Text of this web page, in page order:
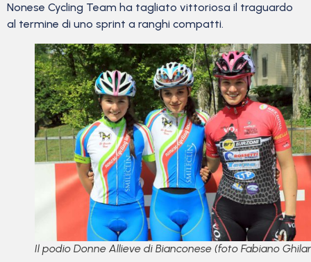
Nonese Cycling Team ha tagliato vittoriosa il traguardo
al termine di uno sprint a ranghi compatti.
Il podio Donne Allieve di Bianconese (foto Fabiano